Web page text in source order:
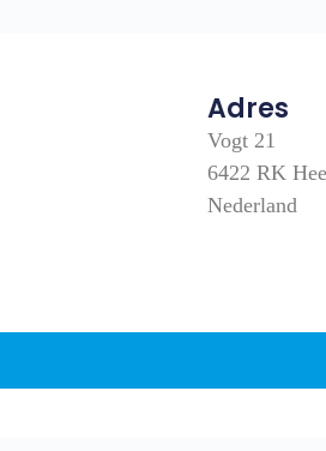
Adres
Vogt 21
6422 RK
Nederland